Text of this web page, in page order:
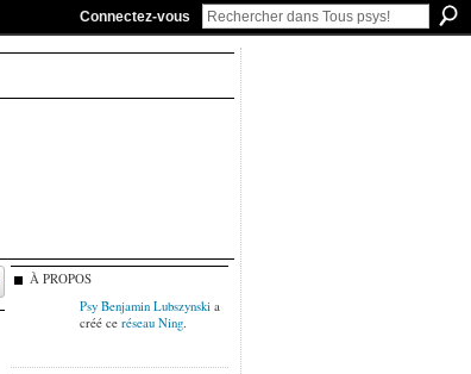
Connectez-vous
À PROPOS
Psy Benjamin Lubszynskia
créé ce réseau Ning.